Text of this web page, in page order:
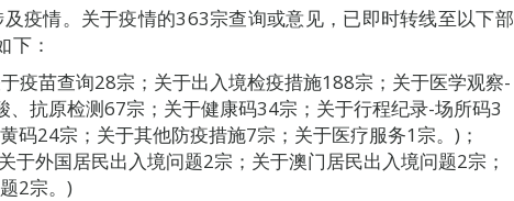
疫情。关于疫情的363宗查询或意见，已即时转线至以下部
下：
疫苗查询28宗；关于出入境检疫措施188宗；关于医学观察-
、抗原检测67宗；关于健康码34宗；关于行程纪录-场所码3
码24宗；关于其他防疫措施7宗；关于医疗服务1宗。)；
于外国居民出入境问题2宗；关于澳门居民出入境问题2宗；
2宗。)